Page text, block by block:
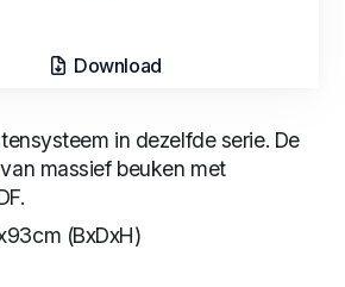
Download
in dezelfde serie. De
massief beuken met
(BxDxH)